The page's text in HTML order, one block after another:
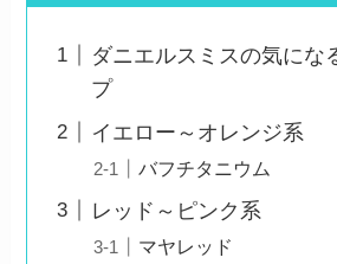
ダニエルスミスの気にな
プ
イエロー～オレンジ系
バフチタニウム
レッド～ピンク系
マヤレッド